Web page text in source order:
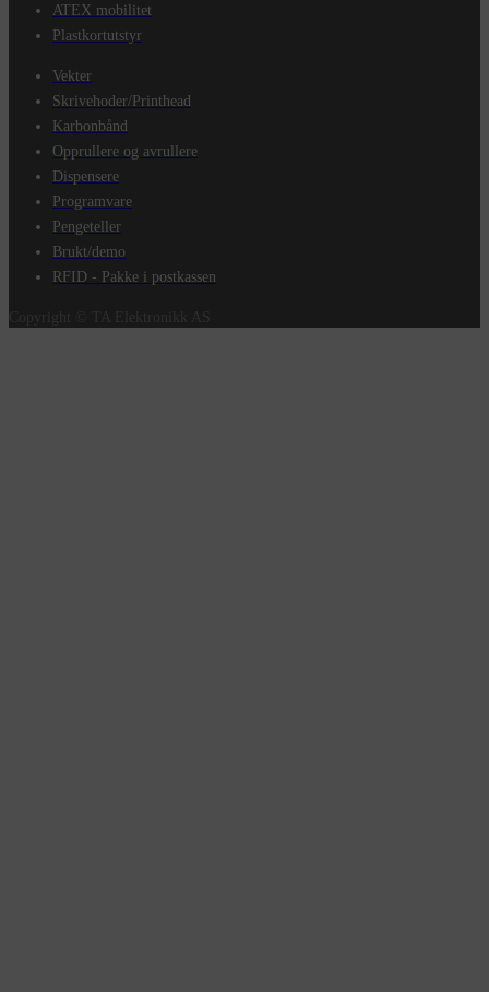
ATEX mobilitet
Plastkortutstyr
Vekter
Skrivehoder/Printhead
Karbonbånd
Opprullere og avrullere
Dispensere
Programvare
Pengeteller
Brukt/demo
RFID - Pakke i postkassen